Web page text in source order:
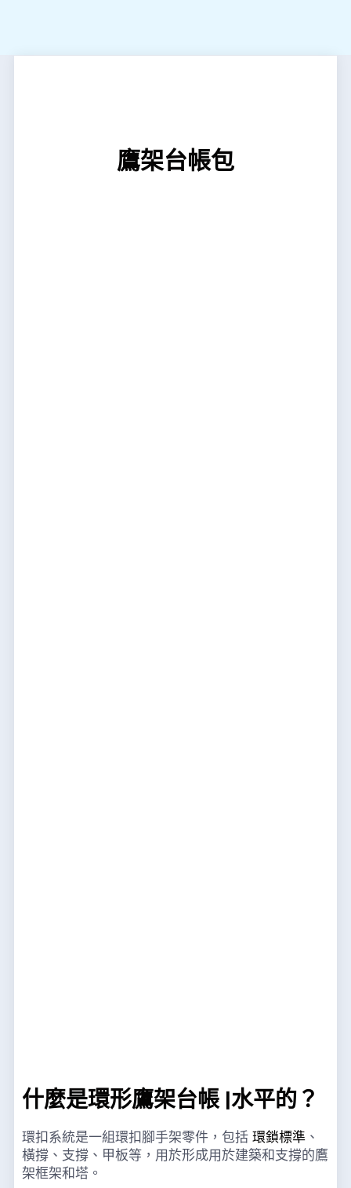
鷹架台帳包
什麼是環形鷹架台帳 |水平的？
環扣系統是一組環扣腳手架零件，包括 環鎖標準 、
橫撐、支撐、甲板等，用於形成用於建築和支撐的鷹
架框架和塔。